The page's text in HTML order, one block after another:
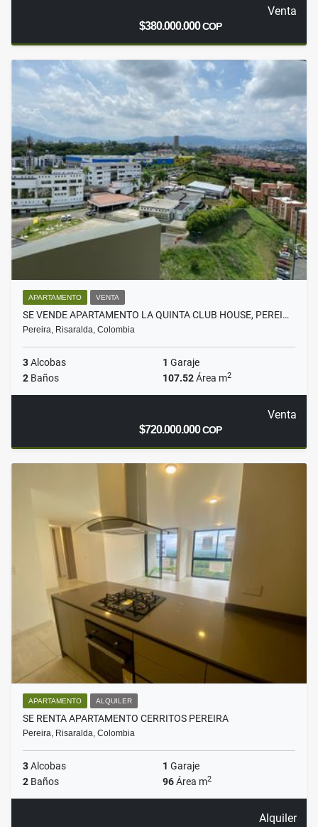
Venta
$380.000.000COP
APARTAMENTO VENTA
SE VENDE APARTAMENTO LA QUINTA CLUB HOUSE, PEREI…
Pereira, Risaralda, Colombia
3Alcobas 1 Garaje
2 Baños 107.52Área m2
Venta
$720.000.000COP
APARTAMENTO ALQUILER
SE RENTA APARTAMENTO CERRITOS PEREIRA
Pereira, Risaralda, Colombia
3Alcobas 1 Garaje
2 Baños 96Área m2
Alquiler